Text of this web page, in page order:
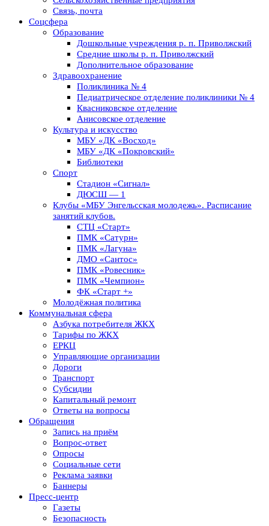
Связь, почта
Соцсфера
Образование
Дошкольные учреждения р. п. Приволжский
Средние школы р. п. Приволжский
Дополнительное образование
Здравоохранение
Поликлиника № 4
Педиатрическое отделение поликлиники № 4
Квасниковское отделение
Анисовское отделение
Культура и искусство
МБУ «ДК «Восход»
МБУ «ДК «Покровский»
Библиотеки
Спорт
Стадион «Сигнал»
ДЮСШ — 1
Клубы «МБУ Энгельсская молодежь». Расписание
занятий клубов.
СТЦ «Старт»
ПМК «Сатурн»
ПМК «Лагуна»
ДМО «Сантос»
ПМК «Ровесник»
ПМК «Чемпион»
ФК «Старт +»
Молодёжная политика
Коммунальная сфера
Азбука потребителя ЖКХ
Тарифы по ЖКХ
ЕРКЦ
Управляющие организации
Дороги
Транспорт
Субсидии
Капитальный ремонт
Ответы на вопросы
Обращения
Запись на приём
Вопрос-ответ
Опросы
Социальные сети
Реклама заявки
Баннеры
Пресс-центр
Газеты
Безопасность